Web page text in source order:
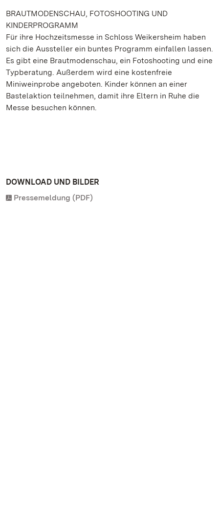
BRAUTMODENSCHAU, FOTOSHOOTING UND
KINDERPROGRAMM
Für ihre Hochzeitsmesse in Schloss Weikersheim haben
sich die Aussteller ein buntes Programm einfallen lassen.
Es gibt eine Brautmodenschau, ein Fotoshooting und eine
Typberatung. Außerdem wird eine kostenfreie
Miniweinprobe angeboten. Kinder können an einer
Bastelaktion teilnehmen, damit ihre Eltern in Ruhe die
Messe besuchen können.
DOWNLOAD UND BILDER
Pressemeldung (PDF)